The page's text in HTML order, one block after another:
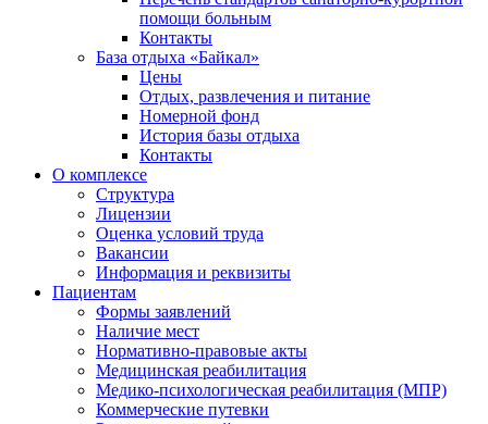
помощи больным
Контакты
База отдыха «Байкал»
Цены
Отдых, развлечения и питание
Номерной фонд
История базы отдыха
Контакты
О комплексе
Структура
Лицензии
Оценка условий труда
Вакансии
Информация и реквизиты
Пациентам
Формы заявлений
Наличие мест
Нормативно-правовые акты
Медицинская реабилитация
Медико-психологическая реабилитация (МПР)
Коммерческие путевки